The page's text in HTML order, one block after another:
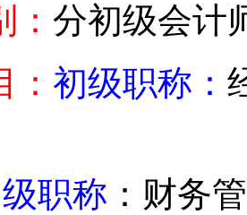
分初级会计
初级职称：
称 ：财务